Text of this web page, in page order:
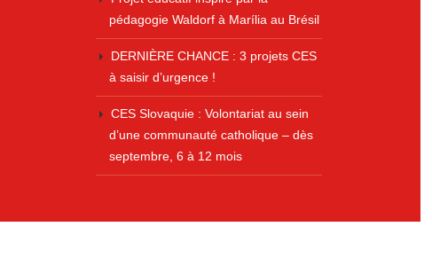
pédagogie Waldorf à Marília au Brésil
DERNIÈRE CHANCE : 3 projets CES
à saisir d’urgence !
CES Slovaquie : Volontariat au sein
d’une communauté catholique – dès
septembre, 6 à 12 mois